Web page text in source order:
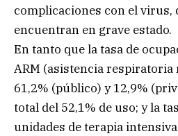
complicaciones con el virus,
encuentran en grave estado.
En tanto que la tasa de
ARM (asistencia respiratoria
61,2% (público) y 12,9%
total del 52,1% de uso; y la
unidades de terapia